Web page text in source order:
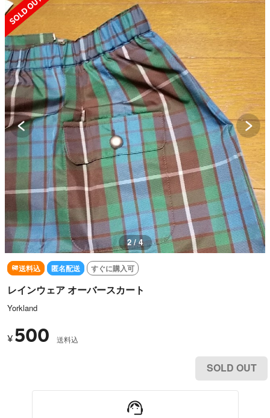
3 / 4
送料込 匿名配送 すぐに購入可
レインウェア オーバースカート
Yorkland
¥ 500 送料込
SOLD OUT